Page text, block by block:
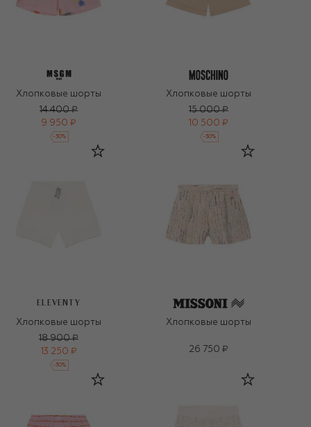
Хлопковые шорты
14 400 ₽
9 950 ₽
-30%
Хлопковые шорты
15 000 ₽
10 500 ₽
-30%
ELEVENTY
Хлопковые шорты
18 900 ₽
13 250 ₽
-30%
Хлопковые шорты
26 750 ₽